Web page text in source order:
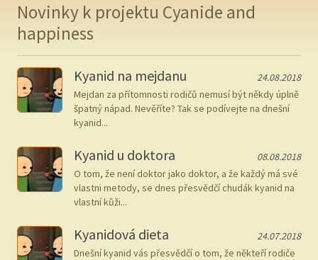
Novinky k projektu Cyanide and
happiness
Kyanid na mejdanu
24.08.2018
Mejdan za přítomnosti rodičů nemusí být někdy úplně
špatný nápad. Nevěříte? Tak se podívejte na dnešní
kyanid...
Kyanid u doktora
08.08.2018
O tom, že není doktor jako doktor, a že každý má své
vlastni metody, se dnes přesvědčí chudák kyanid na
vlastní kůži...
Kyanidová dieta
24.07.2018
Dnešní kyanid vás přesvědčí o tom, že někteří rodiče